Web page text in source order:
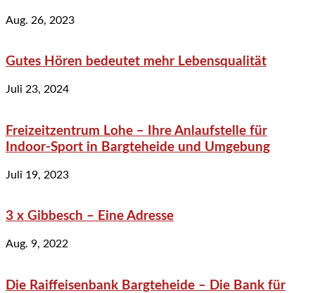
Aug. 26, 2023
Gutes Hören bedeutet mehr Lebensqualität
Juli 23, 2024
Freizeitzentrum Lohe – Ihre Anlaufstelle für
Indoor-Sport in Bargteheide und Umgebung
Juli 19, 2023
3 x Gibbesch – Eine Adresse
Aug. 9, 2022
Die Raiffeisenbank Bargteheide – Die Bank für